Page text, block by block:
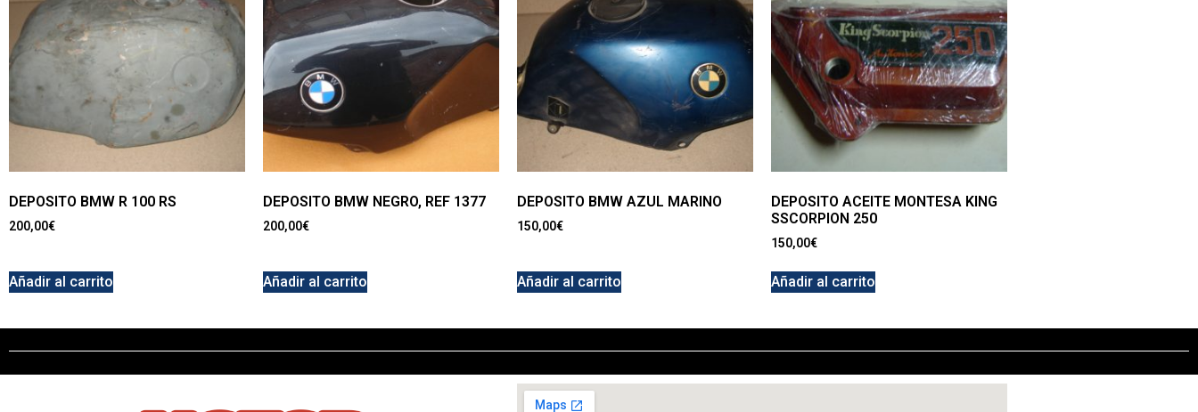
DEPOSITO BMW R 100 RS
200,00€
Añadir al carrito
DEPOSITO BMW NEGRO, REF 1377
200,00€
Añadir al carrito
DEPOSITO BMW AZUL MARINO
150,00€
Añadir al carrito
DEPOSITO ACEITE MONTESA KING
SSCORPION 250
150,00€
Añadir al carrito